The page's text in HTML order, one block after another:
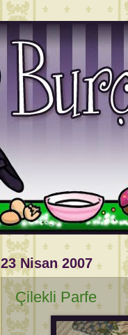
23 Nisan 2007
Çilekli Parfe